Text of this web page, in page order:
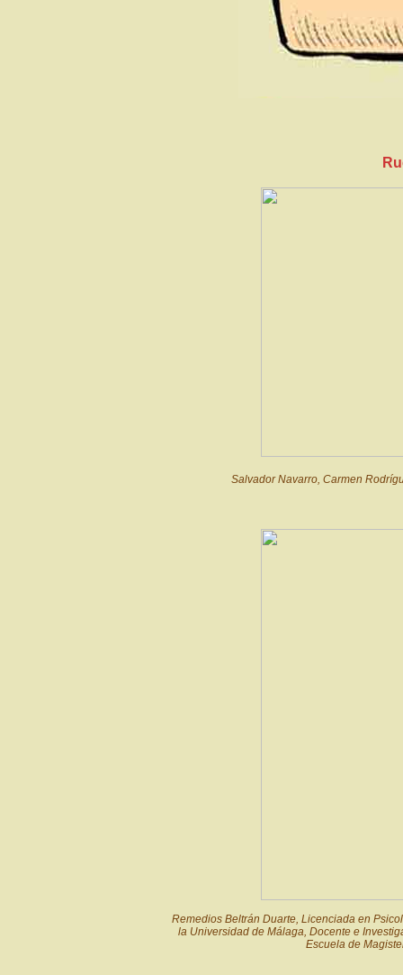
Salvador Navarro, Carmen
Remedios Beltrán Duarte, Licenciada en
la Universidad de Málaga, Docente e
Escuela de